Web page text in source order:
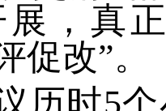
，真
促改”。
历时5